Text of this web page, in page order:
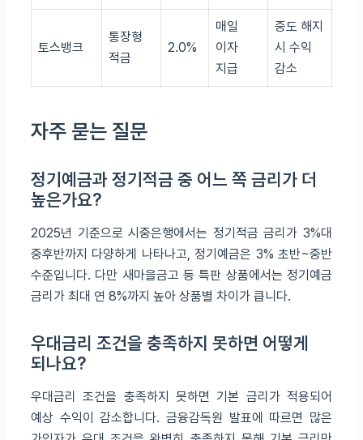
토스뱅크
통장형
적금
2.0%
매일
이자
지급
중도 해지
시 수익
감소
자주 묻는 질문
정기예금과 정기적금 중 어느 쪽 금리가 더
높은가요?
2025년 기준으로 시중은행에서는 정기적금 금리가 3%대
중후반까지 다양하게 나타나고, 정기예금은 3% 초반~중반
수준입니다. 다만 새마을금고 등 특판 상품에서는 정기예금
금리가 최대 연 8%까지 높아 상품별 차이가 큽니다.
우대금리 조건을 충족하지 못하면 어떻게
되나요?
우대금리 조건을 충족하지 못하면 기본 금리가 적용되어
예상 수익이 감소합니다. 금융감독원 발표에 따르면 많은